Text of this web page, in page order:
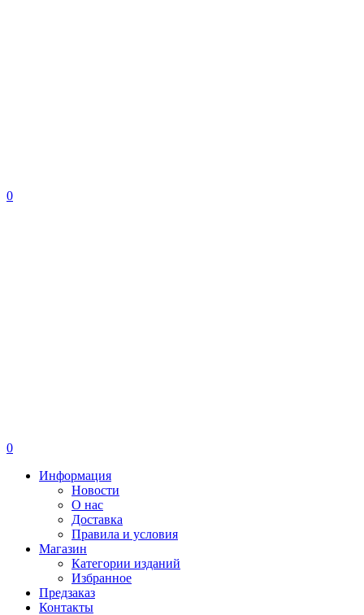
0
0
Информация
Новости
О нас
Доставка
Правила и условия
Магазин
Категории изданий
Избранное
Предзаказ
Контакты